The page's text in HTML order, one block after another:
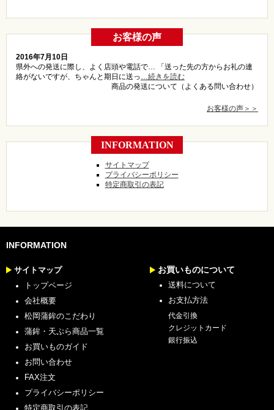
お客様の声
2016年7月10日
県外への発送に際し、よく店頭や電話で… 「送った先の方からお礼の連
絡がないですが、ちゃんと期日に送っ…続きを読む
商品の発送について（よくある問い合わせ）
お客様の声＞＞
INFORMATION
サイトマップ
プライバシーポリシー
特定商取引の表記
INFORMATION
サイトマップ
トップページ
会社概要
松岡蒲鉾のこだわり
蒲鉾・天ぷら商品一覧
お買いものガイド
お問い合わせ
FAX注文
プライバシーポリシー
特定商取引の表記
お買いものについて
送料について
お支払方法
代金引換
クレジットカード
銀行振込